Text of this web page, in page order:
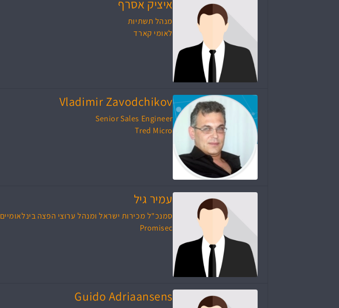
איציק אסרף
מנהל תשתיות
לאומי קארד
Vladimir Zavodchikov
Senior Sales Engineer
Tred Micro
עמיר גיל
סמנכ"ל מכירות ישראל ומנהל ערוצי הפצה בינלאומיים
Promisec
Guido Adriaansens